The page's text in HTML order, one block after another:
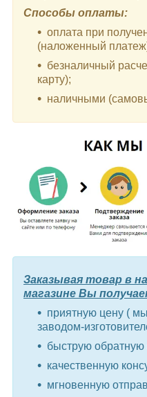
Способы оплаты:
оплата при
(наложенный
безналичный
карту);
наличными
Заказывая товар в
магазине Вы
приятную цену (
заводом-
быструю обратную
качественную
мгновенную